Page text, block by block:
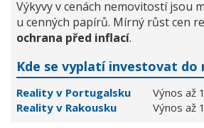
Výkyvy v cenách nemovitostí jsou
u cenných papírů. Mírný růst cen
ochrana před inflací.
Kde se vyplatí investovat do
Reality v Portugalsku
Výnos až
Reality v Rakousku
Výnos až